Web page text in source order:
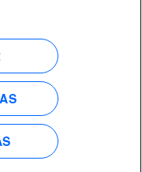
e
a
b
r
e
e
n
u
n